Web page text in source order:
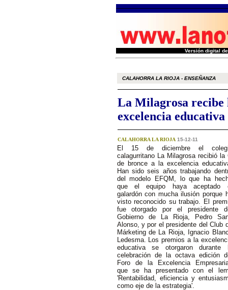
Versión digital
CALAHORRA LA RIOJA - ENSEÑANZA
La Milagrosa recibe
excelencia educativa
CALAHORRA LA RIOJA 15-12-11
El 15 de diciembre el
calagurritano La Milagrosa recibió la
de bronce a la excelencia
Han sido seis años trabajando
del modelo EFQM, lo que ha
que el equipo haya aceptado
galardón con mucha ilusión porque
visto reconocido su trabajo. El
fue otorgado por el presidente
Gobierno de La Rioja, Pedro
Alonso, y por el presidente del Club
Márketing de La Rioja, Ignacio
Ledesma. Los premios a la
educativa se otorgaron durante
celebración de la octava edición
Foro de la Excelencia
que se ha presentado con el
'Rentabilidad, eficiencia y
como eje de la estrategia'.